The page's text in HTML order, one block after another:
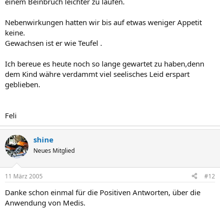
Nebenwirkungen hatten wir bis auf etwas weniger Appetit
keine.
Gewachsen ist er wie Teufel .
Ich bereue es heute noch so lange gewartet zu haben,denn
dem Kind währe verdammt viel seelisches Leid erspart
geblieben.
Feli
shine
Neues Mitglied
11 März 2005 #12
Danke schon einmal für die Positiven Antworten, über die
Anwendung von Medis.